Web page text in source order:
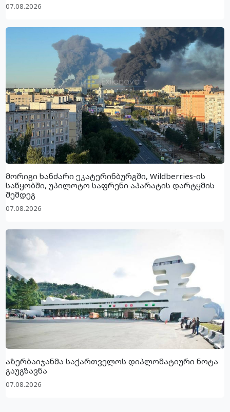
07.08.2026
მორიგი ხანძარი ეკატერინბურგში, Wildberries-ის
საწყობში, უპილოტო საფრენი აპარატის დარტყმის
შემდეგ
07.08.2026
აზერბაიჯანმა საქართველოს დიპლომატიური ნოტა
გაუგზავნა
07.08.2026